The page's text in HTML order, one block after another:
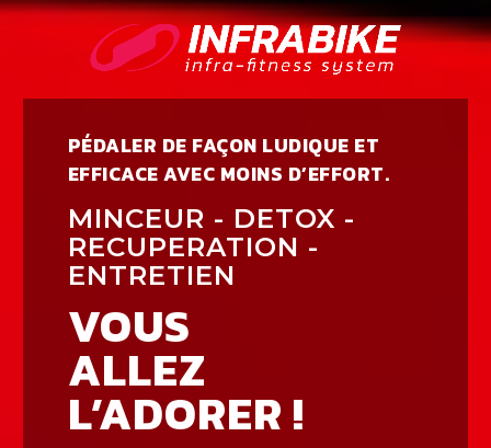
PÉDALER DE FAÇON LUDIQUE ET
EFFICACE AVEC MOINS D’EFFORT.
MINCEUR - DETOX -
RECUPERATION -
ENTRETIEN
VOUS
ALLEZ
L’ADORER !